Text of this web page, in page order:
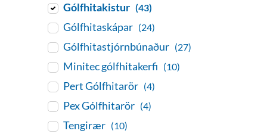
Gólfhitakistur (43)
Gólfhitaskápar (24)
Gólfhitastjórnbúnaður (27)
Minitec gólfhitakerfi (10)
Pert Gólfhitarör (4)
Pex Gólfhitarör (4)
Tengirær (10)